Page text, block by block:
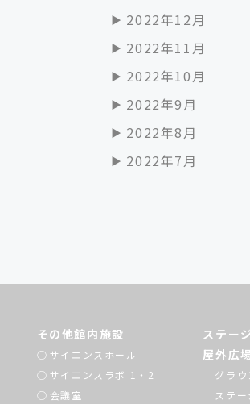
2022年12月
2022年11月
2022年10月
2022年9月
2022年8月
2022年7月
その他館内施設
サイエンスホール
サイエンスラボ 1・2
会議室
ステー
屋外広
グラ
ステ